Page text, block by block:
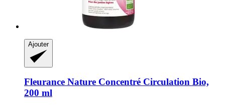
Ajouter
Fleurance Nature Concentré Circulation Bio,
200 ml